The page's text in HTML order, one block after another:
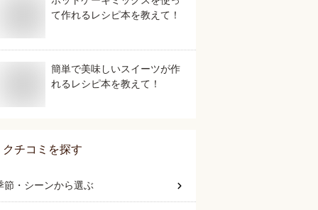
て作れるレシピ本を教えて！
簡単で美味しいスイーツが作
れるレシピ本を教えて！
クチコミを探す
節・シーンから選ぶ